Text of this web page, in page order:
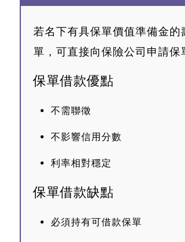
若名下有具保單價值準備金的
單，可直接向保險公司申請保
保單借款優點
不需聯徵
不影響信用分數
利率相對穩定
保單借款缺點
必須持有可借款保單